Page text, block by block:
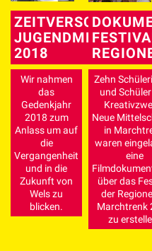
2018
Wir nahmen
das
Gedenkjahr
2018 zum
Anlass um auf
die
Vergangenheit
und in die
Zukunft von
Wels zu
blicken.
Zehn
und Schüler
Neue
in
waren
eine
über das
der
Marchtrenk
zu